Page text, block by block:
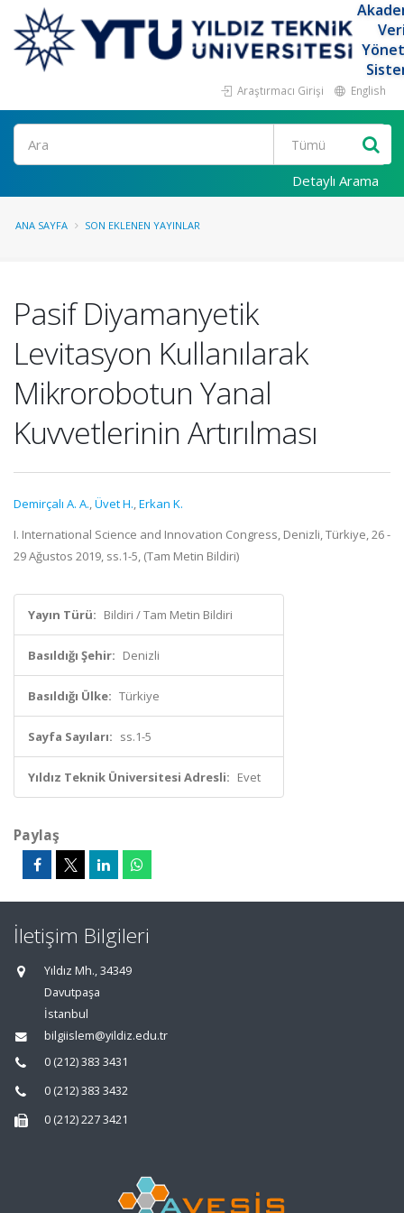
Araştırmacı Girişi English
Ara
Detaylı Arama
ANA SAYFA SON EKLENEN YAYINLAR
Pasif Diyamanyetik
Levitasyon Kullanılarak
Mikrorobotun Yanal
Kuvvetlerinin Artırılması
Demirçalı A. A.,Üvet H.,Erkan K.
I. International Science and Innovation Congress, Denizli, Türkiye, 26 -
29 Ağustos 2019, ss.1-5, (Tam Metin Bildiri)
Yayın Türü: Bildiri / Tam Metin Bildiri
Basıldığı Şehir: Denizli
Basıldığı Ülke: Türkiye
Sayfa Sayıları: ss.1-5
Yıldız Teknik Üniversitesi Adresli: Evet
Paylaş
İletişim Bilgileri
Yıldız Mh., 34349
Davutpaşa
İstanbul
bilgiislem@yildiz.edu.tr
0 (212) 383 3431
0 (212) 383 3432
0 (212) 227 3421